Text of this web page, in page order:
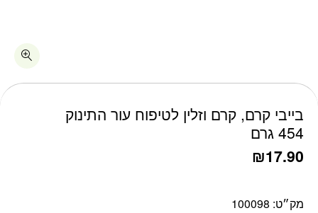
בייבי קרם, קרם וזלין לטיפוח עור התינוק
454 גרם
₪17.90
מק״ט: 100098
כמות בייבי קרם, קרם וזלין לטיפוח עור התינוק 454 גרם